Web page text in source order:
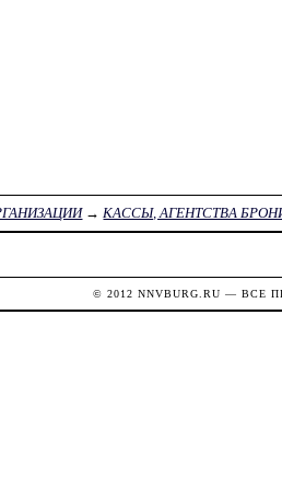
→КАССЫ, АГЕНТСТВА
© 2012NNVBURG.RU — ВСЕ